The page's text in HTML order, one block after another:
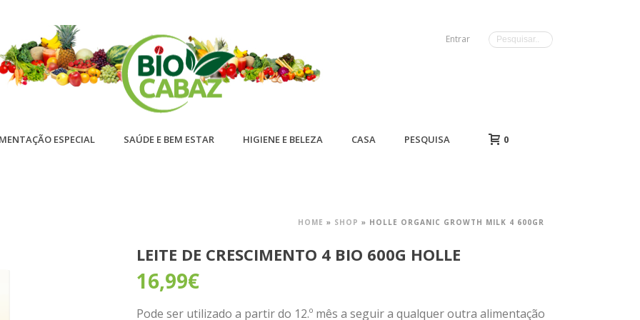
Entrar
ESPECIAL SAÚDE E BEM ESTAR HIGIENE E BELEZA CASA PESQUISA 0
HOME » SHOP » HOLLE ORGANIC GROWTH MILK 4 600GR
LEITE DE CRESCIMENTO 4 BIO 600G HOLLE
16,99€
Pode ser utilizado a partir do 12.º mês a seguir a qualquer outra alimentação